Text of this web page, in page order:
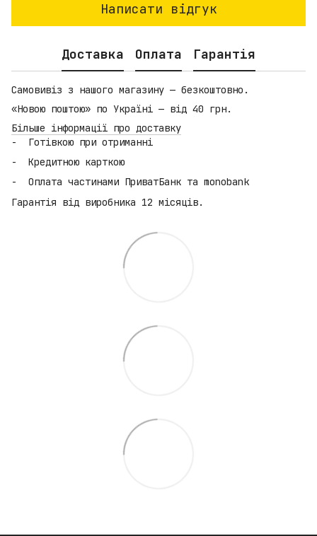
Написати відгук
Доставка Оплата Гарантія
Самовивіз з нашого магазину — безкоштовно.
«Новою поштою» по Україні — від 40 грн.
Більше інформації про доставку
Готівкою при отриманні
Кредитною карткою
Оплата частинами ПриватБанк та monobank
Гарантія від виробника 12 місяців.